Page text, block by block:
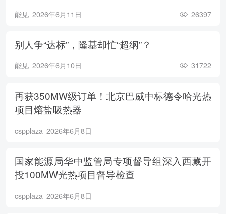
能见 2026年6月11日 26397
别人争“达标”，隆基却忙“超纲”？
能见 2026年6月10日 31722
再获350MW级订单！北京巴威中标德令哈光热
项目熔盐吸热器
cspplaza 2026年6月8日
国家能源局华中监管局专项督导组深入西藏开
投100MW光热项目督导检查
cspplaza 2026年6月8日